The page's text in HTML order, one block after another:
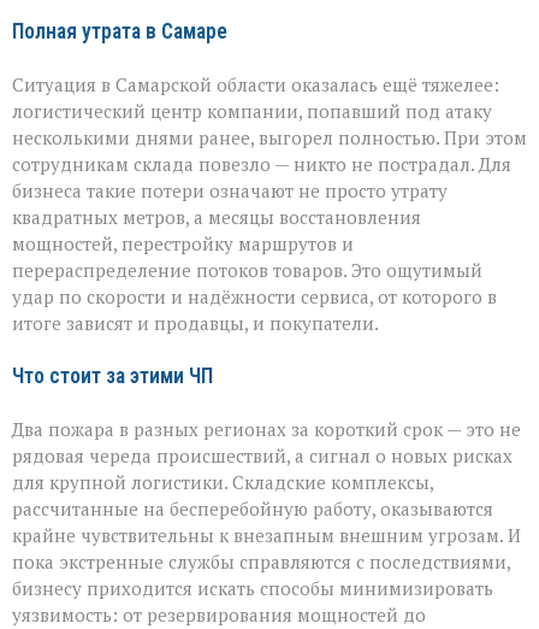
Полная утрата в Самаре
Ситуация в Самарской области оказалась ещё тяжелее:
логистический центр компании, попавший под атаку
несколькими днями ранее, выгорел полностью. При этом
сотрудникам склада повезло — никто не пострадал. Для
бизнеса такие потери означают не просто утрату
квадратных метров, а месяцы восстановления
мощностей, перестройку маршрутов и
перераспределение потоков товаров. Это ощутимый
удар по скорости и надёжности сервиса, от которого в
итоге зависят и продавцы, и покупатели.
Что стоит за этими ЧП
Два пожара в разных регионах за короткий срок — это не
рядовая череда происшествий, а сигнал о новых рисках
для крупной логистики. Складские комплексы,
рассчитанные на бесперебойную работу, оказываются
крайне чувствительны к внезапным внешним угрозам. И
пока экстренные службы справляются с последствиями,
бизнесу приходится искать способы минимизировать
уязвимость: от резервирования мощностей до